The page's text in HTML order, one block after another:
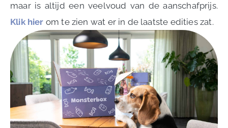
maar is altijd een veelvoud van de aanschafprijs.
Klik hier om te zien wat er in de laatste edities zat.